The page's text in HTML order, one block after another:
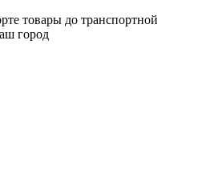
товары до транспортной
город